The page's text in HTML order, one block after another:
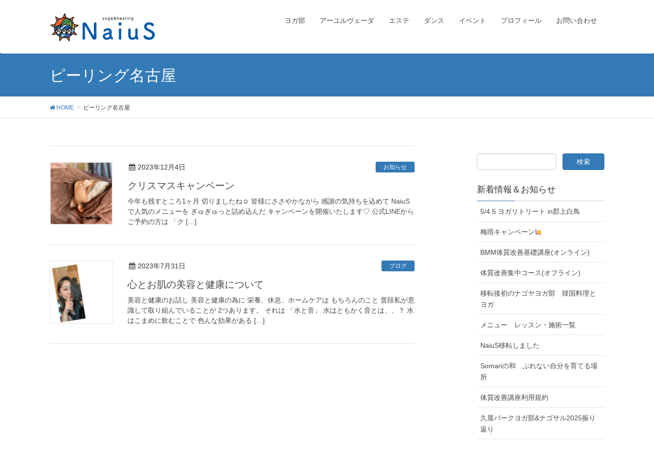
ヨガ部 アーユルヴェーダ エステ ダンス イベント プロフィール お問い合わせ
ピーリング名古屋
HOME ピーリング名古屋
2023年12月4日 お知らせ
クリスマスキャンペーン
今年も残すところ1ヶ月 切りましたね☺︎ 皆様にささやかながら 感謝の気持ちを込めて NaiuS
で人気のメニューを ぎゅぎゅっと詰め込んだ キャンペーンを開催いたします♡ 公式LINEから
ご予約の方は 「ク […]
2023年7月31日 ブログ
心とお肌の美容と健康について
美容と健康のお話し 美容と健康の為に 栄養、休息、ホームケアは もちろんのこと 普段私が意
識して取り組んでいることが 2つあります。 それは 「水と音」 水はともかく音とは、、？ 水
はこまめに飲むことで 色んな効果がある […]
新着情報＆お知らせ
5/4.5 ヨガリトリート in郡上白鳥
梅雨キャンペーン
BMM体質改善基礎講座(オンライン)
体質改善集中コース(オフライン)
移転後初のナゴヤヨガ部 韓国料理と
ヨガ
メニュー レッスン・施術一覧
NaiuS移転しました
Somariの和 ぶれない自分を育てる場
所
体質改善講座利用規約
久屋パークヨガ部&ナゴサル2025振り
返り